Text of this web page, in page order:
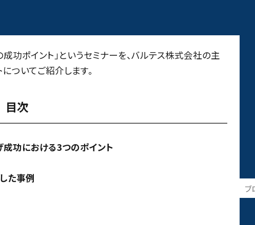
ポイント」というセミナーを、バルテス株式会社の主
ついてご紹介します。
目次
功における3つのポイント
た事例